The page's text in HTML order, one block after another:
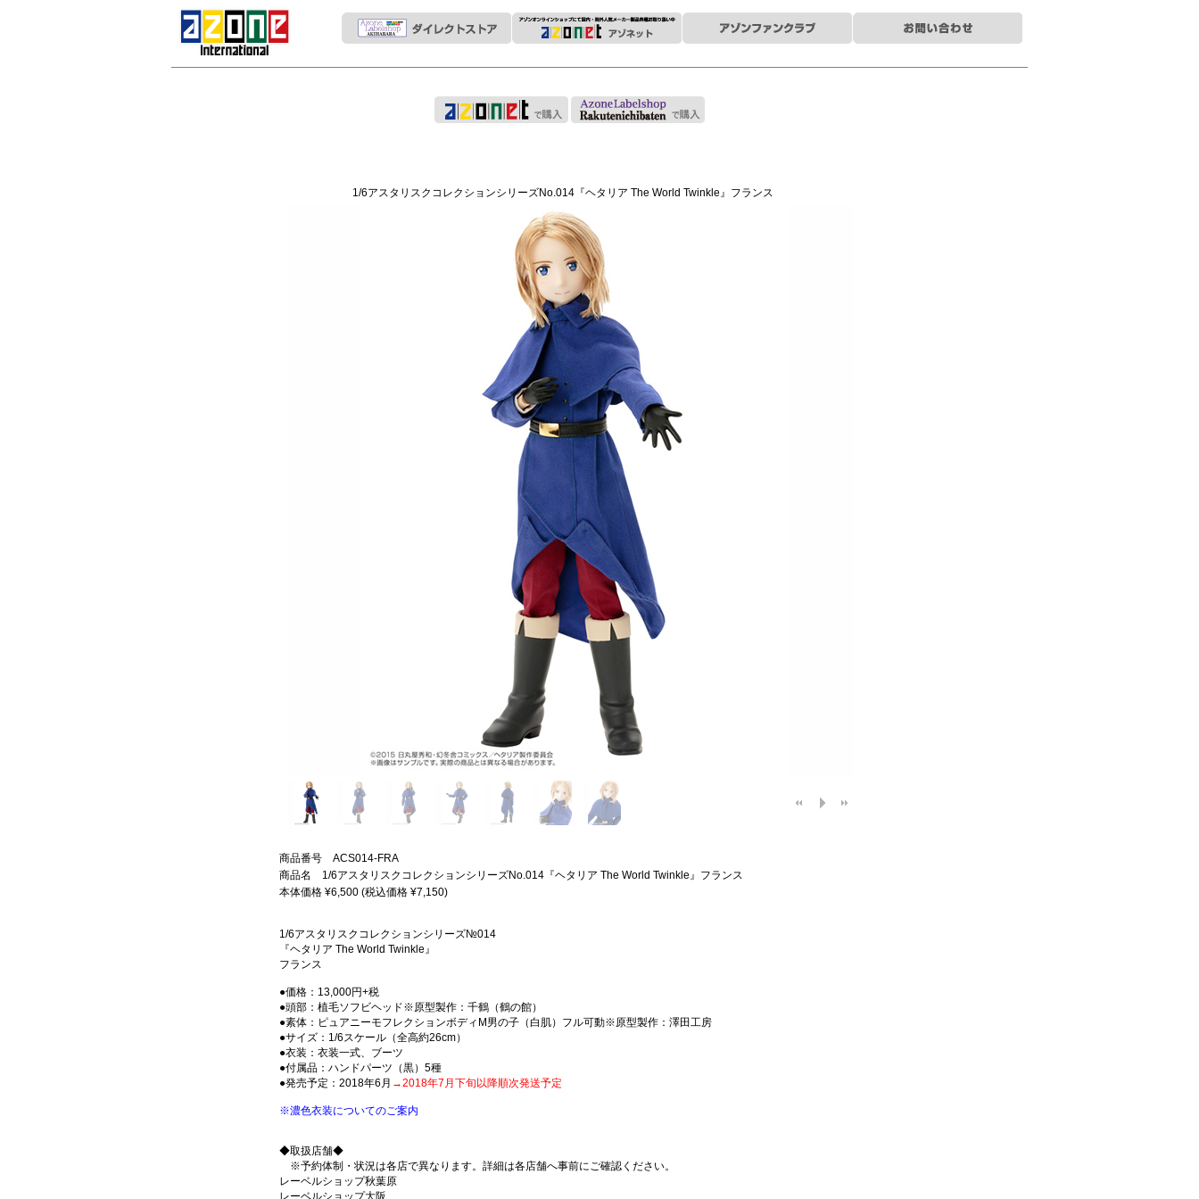
1/6アスタリスクコレクションシリーズNo.014『ヘタリア The World Twinkle』フランス
商品番号 ACS014-FRA
商品名 1/6アスタリスクコレクションシリーズNo.014『ヘタリア The World Twinkle』フランス
本体価格 ¥6,500 (税込価格 ¥7,150)
1/6アスタリスクコレクションシリーズ№014
『ヘタリア The World Twinkle』
フランス
●価格：13,000円+税
●頭部：植毛ソフビヘッド※原型製作：千鶴（鶴の館）
●素体：ピュアニーモフレクションボディM男の子（白肌）フル可動※原型製作：澤田工房
●サイズ：1/6スケール（全高約26cm）
●衣装：衣装一式、ブーツ
●付属品：ハンドパーツ（黒）5種
●発売予定：2018年6月 →2018年7月下旬以降順次発送予定
※濃色衣装についてのご案内
◆取扱店舗◆
※予約体制・状況は各店で異なります。詳細は各店舗へ事前にご確認ください。
レーベルショップ秋葉原
レーベルショップ大阪